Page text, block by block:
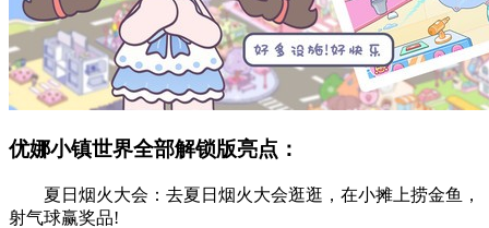
优娜小镇世界全部解锁版亮点：
夏日烟火大会：去夏日烟火大会逛逛，在小摊上捞金鱼，
射气球赢奖品!